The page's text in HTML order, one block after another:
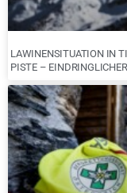
LAWINENSITUATION IN
PISTE –